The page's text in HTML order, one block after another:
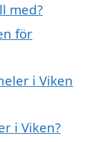
med?
för
i Viken
i Viken?